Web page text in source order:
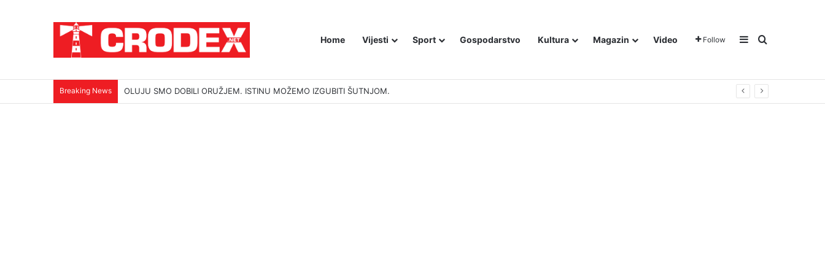
Home Vijesti Sport Gospodarstvo Kultura Magazin Video Follow Sidebar
Traži
Breaking News OLUJU SMO DOBILI ORUŽJEM. ISTINU MOŽEMO IZGUBITI ŠUTNJOM.